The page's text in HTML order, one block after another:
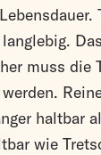
muss die
haltbar
wie